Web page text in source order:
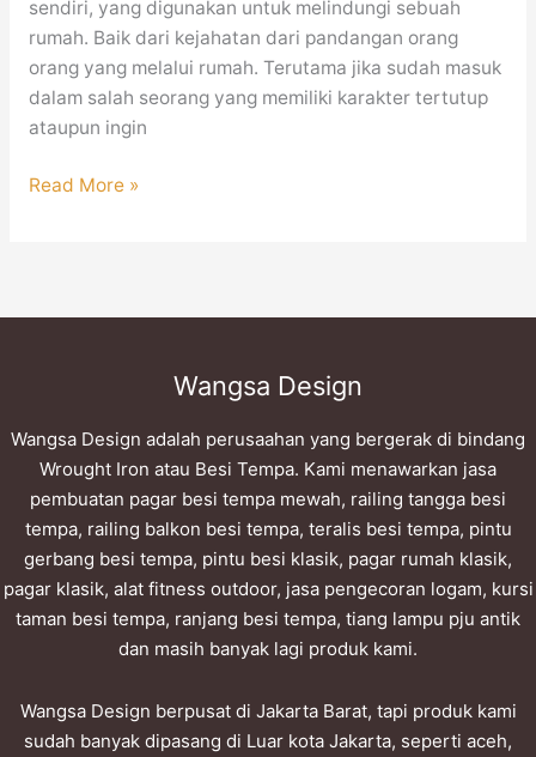
sendiri, yang digunakan untuk melindungi sebuah
rumah. Baik dari kejahatan dari pandangan orang
orang yang melalui rumah. Terutama jika sudah masuk
dalam salah seorang yang memiliki karakter tertutup
ataupun ingin
Read More »
Wangsa Design
Wangsa Design adalah perusaahan yang bergerak di bindang
Wrought Iron atau Besi Tempa. Kami menawarkan jasa
pembuatan pagar besi tempa mewah, railing tangga besi
tempa, railing balkon besi tempa, teralis besi tempa, pintu
gerbang besi tempa, pintu besi klasik, pagar rumah klasik,
pagar klasik, alat fitness outdoor, jasa pengecoran logam, kursi
taman besi tempa, ranjang besi tempa, tiang lampu pju antik
dan masih banyak lagi produk kami.
Wangsa Design berpusat di Jakarta Barat, tapi produk kami
sudah banyak dipasang di Luar kota Jakarta, seperti aceh,